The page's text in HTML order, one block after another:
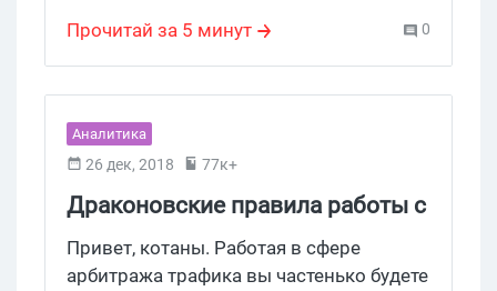
Прочитай за 5 минут 0
Аналитика
26 дек, 2018 77к+
Драконовские правила работы с
Exoclick и как с этим быть?
Привет, котаны. Работая в сфере
арбитража трафика вы частенько будете